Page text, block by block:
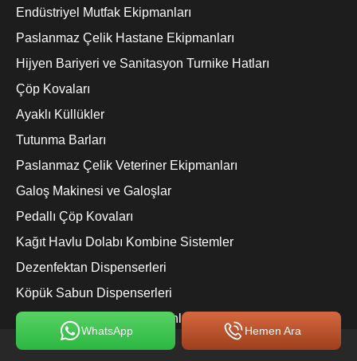
WhatsApp Hemen Ara
Endüstriyel Mutfak Ekipmanları
Paslanmaz Çelik Hastane Ekipmanları
Hijyen Bariyeri ve Sanitasyon Turnike Hatları
Çöp Kovaları
Ayaklı Küllükler
Tutunma Barları
Paslanmaz Çelik Veteriner Ekipmanları
Galoş Makinesi ve Galoşlar
Pedallı Çöp Kovaları
Kağıt Havlu Dolabı Kombine Sistemler
Dezenfektan Dispenserleri
Köpük Sabun Dispenserleri
Otel Tipi Şampuan ve Sabunluklar
Ameliyathane Dolapları